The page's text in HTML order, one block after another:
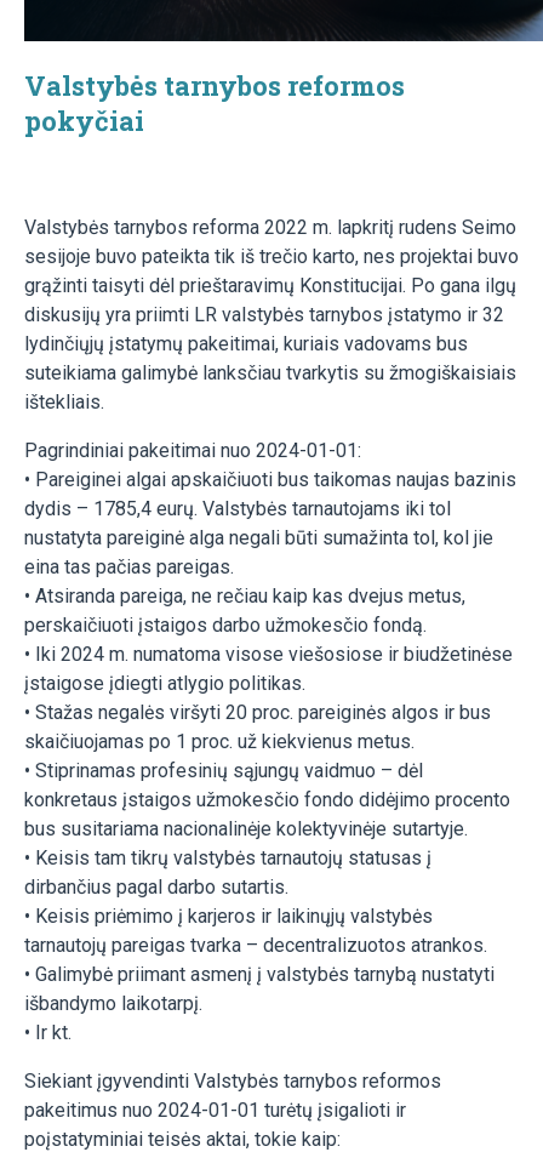
Valstybės tarnybos reformos
pokyčiai
Valstybės tarnybos reforma 2022 m. lapkritį rudens Seimo
sesijoje buvo pateikta tik iš trečio karto, nes projektai buvo
grąžinti taisyti dėl prieštaravimų Konstitucijai. Po gana ilgų
diskusijų yra priimti LR valstybės tarnybos įstatymo ir 32
lydinčiųjų įstatymų pakeitimai, kuriais vadovams bus
suteikiama galimybė lanksčiau tvarkytis su žmogiškaisiais
ištekliais.
Pagrindiniai pakeitimai nuo 2024-01-01:
• Pareiginei algai apskaičiuoti bus taikomas naujas bazinis
dydis – 1785,4 eurų. Valstybės tarnautojams iki tol
nustatyta pareiginė alga negali būti sumažinta tol, kol jie
eina tas pačias pareigas.
• Atsiranda pareiga, ne rečiau kaip kas dvejus metus,
perskaičiuoti įstaigos darbo užmokesčio fondą.
• Iki 2024 m. numatoma visose viešosiose ir biudžetinėse
įstaigose įdiegti atlygio politikas.
• Stažas negalės viršyti 20 proc. pareiginės algos ir bus
skaičiuojamas po 1 proc. už kiekvienus metus.
• Stiprinamas profesinių sąjungų vaidmuo – dėl
konkretaus įstaigos užmokesčio fondo didėjimo procento
bus susitariama nacionalinėje kolektyvinėje sutartyje.
• Keisis tam tikrų valstybės tarnautojų statusas į
dirbančius pagal darbo sutartis.
• Keisis priėmimo į karjeros ir laikinųjų valstybės
tarnautojų pareigas tvarka – decentralizuotos atrankos.
• Galimybė priimant asmenį į valstybės tarnybą nustatyti
išbandymo laikotarpį.
• Ir kt.
Siekiant įgyvendinti Valstybės tarnybos reformos
pakeitimus nuo 2024-01-01 turėtų įsigalioti ir
poįstatyminiai teisės aktai, tokie kaip: